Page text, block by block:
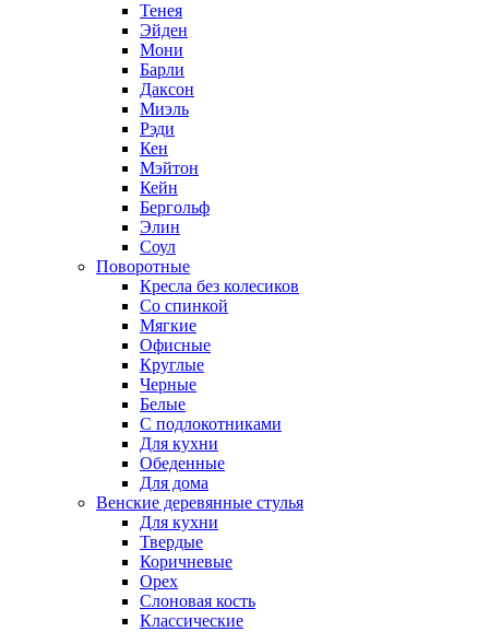
Тенея
Эйден
Мони
Барли
Даксон
Миэль
Рэди
Кен
Мэйтон
Кейн
Бергольф
Элин
Соул
Поворотные
Кресла без колесиков
Со спинкой
Мягкие
Офисные
Круглые
Черные
Белые
С подлокотниками
Для кухни
Обеденные
Для дома
Венские деревянные стулья
Для кухни
Твердые
Коричневые
Орех
Слоновая кость
Классические